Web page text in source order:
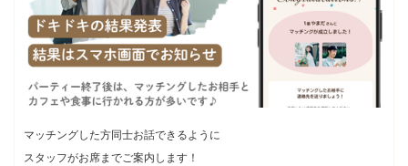
マッチングした方同士お話できるように
スタッフがお席までご案内します！